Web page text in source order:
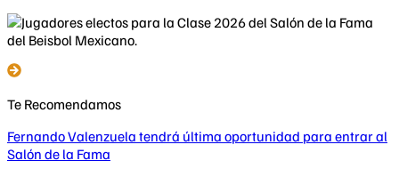
Te Recomendamos
Fernando Valenzuela tendrá última oportunidad para entrar al
Salón de la Fama